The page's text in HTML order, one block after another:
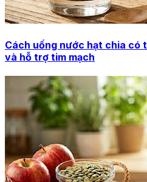
Cách uống nước hạt chia có
và hỗ trợ tim mạch